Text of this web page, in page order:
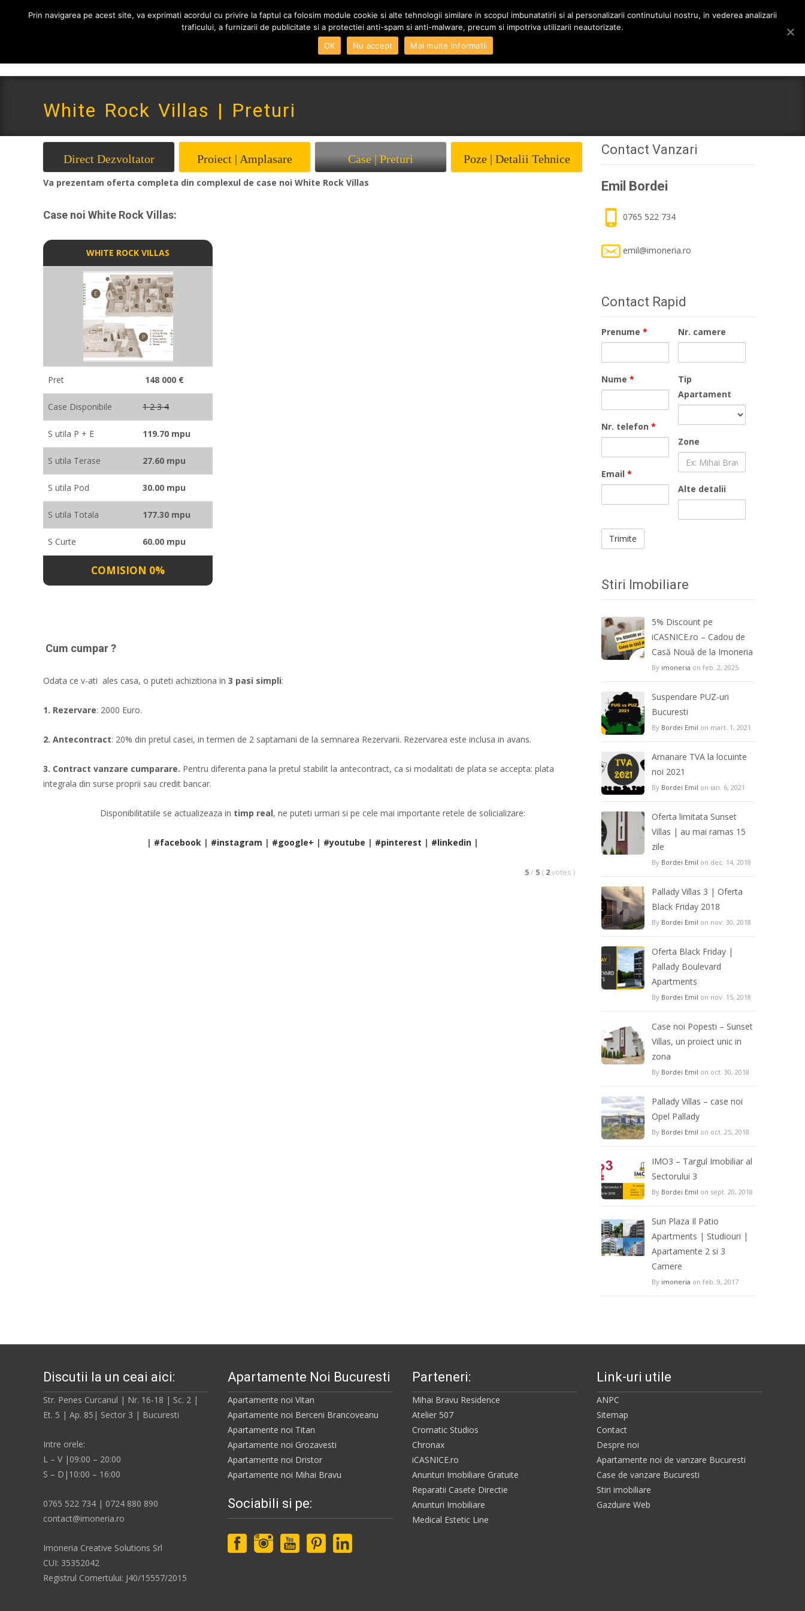
Skip to content
Home
Vanzari
White Rock Villas | Preturi
Direct Dezvoltator Proiect | Amplasare Case | Preturi Poze | Detalii Tehnice
Va prezentam oferta completa din complexul de case noi White Rock Villas
Case noi White Rock Villas:
WHITE ROCK VILLAS
Pret 148 000 €
Case Disponibile 1 2 3 4
S utila P + E 119.70 mpu
S utila Terase 27.60 mpu
S utila Pod 30.00 mpu
S utila Totala 177.30 mpu
S Curte 60.00 mpu
COMISION 0%
Cum cumpar ?
Odata ce v-ati ales casa, o puteti achizitiona in 3 pasi simpli:
1. Rezervare: 2000 Euro.
2. Antecontract: 20% din pretul casei, in termen de 2 saptamani de la semnarea Rezervarii. Rezervarea este inclusa in avans.
3. Contract vanzare cumparare. Pentru diferenta pana la pretul stabilit la antecontract, ca si modalitati de plata se accepta: plata
integrala din surse proprii sau credit bancar.
Disponibilitatiile se actualizeaza in timp real, ne puteti urmari si pe cele mai importante retele de solicializare:
| #facebook | #instagram | #google+ | #youtube | #pinterest | #linkedin |
5/ 5 ( 2votes )
Contact Vanzari
Emil Bordei
0765 522 734
emil@imoneria.ro
Contact Rapid
Prenume *
Nume *
Nr. telefon *
Email *
Nr. camere
Tip
Apartament
Zone
Alte detalii
Stiri Imobiliare
5% Discount pe
iCASNICE.ro – Cadou de
Casă Nouă de la Imoneria
By imoneria on feb. 2, 2025
Suspendare PUZ-uri
Bucuresti
By Bordei Emil on mart. 1, 2021
Amanare TVA la locuinte
noi 2021
By Bordei Emil on ian. 6, 2021
Oferta limitata Sunset
Villas | au mai ramas 15
zile
By Bordei Emil on dec. 14, 2018
Pallady Villas 3 | Oferta
Black Friday 2018
By Bordei Emil on nov. 30, 2018
Oferta Black Friday |
Pallady Boulevard
Apartments
By Bordei Emil on nov. 15, 2018
Case noi Popesti – Sunset
Villas, un proiect unic in
zona
By Bordei Emil on oct. 30, 2018
Pallady Villas – case noi
Opel Pallady
By Bordei Emil on oct. 25, 2018
IMO3 – Targul Imobiliar al
Sectorului 3
By Bordei Emil on sept. 20, 2018
Sun Plaza Il Patio
Apartments | Studiouri |
Apartamente 2 si 3
Camere
By imoneria on feb. 9, 2017
Discutii la un ceai aici:
Str. Penes Curcanul | Nr. 16-18 | Sc. 2 |
Et. 5 | Ap. 85| Sector 3 | Bucuresti
Intre orele:
L – V |09:00 – 20:00
S – D|10:00 – 16:00
0765 522 734 | 0724 880 890
contact@imoneria.ro
Imoneria Creative Solutions Srl
CUI: 35352042
Registrul Comertului: J40/15557/2015
Apartamente Noi Bucuresti
Apartamente noi Vitan
Apartamente noi Berceni Brancoveanu
Apartamente noi Titan
Apartamente noi Grozavesti
Apartamente noi Dristor
Apartamente noi Mihai Bravu
Parteneri:
Mihai Bravu Residence
Atelier 507
Cromatic Studios
Chronax
iCASNICE.ro
Anunturi Imobiliare Gratuite
Reparatii Casete Directie
Anunturi Imobiliare
Medical Estetic Line
Link-uri utile
ANPC
Sitemap
Contact
Despre noi
Apartamente noi de vanzare Bucuresti
Case de vanzare Bucuresti
Stiri imobiliare
Gazduire Web
Sociabili si pe:
Prin navigarea pe acest site, va exprimati acordul cu privire la faptul ca folosim module cookie si alte tehnologii similare in scopul imbunatatirii si al personalizarii continutului nostru, in vederea analizarii
traficului, a furnizarii de publicitate si a protectiei anti-spam si anti-malware, precum si impotriva utilizarii neautorizate.
OK
Nu accept Mai multe informatii